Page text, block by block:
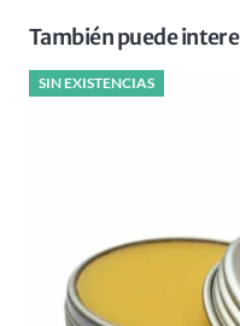
También puede
SIN EXISTENCIAS